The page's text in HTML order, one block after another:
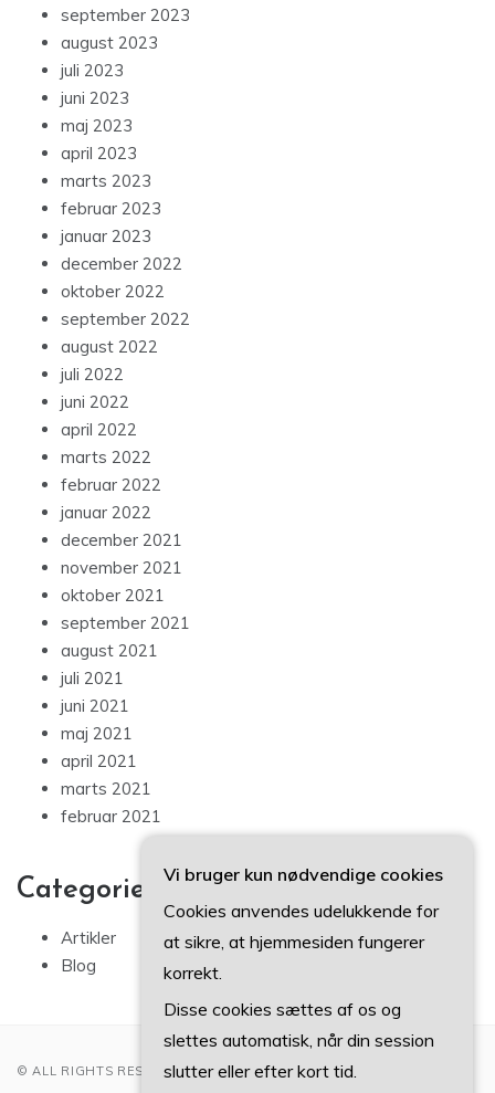
september 2023
august 2023
juli 2023
juni 2023
maj 2023
april 2023
marts 2023
februar 2023
januar 2023
december 2022
oktober 2022
september 2022
august 2022
juli 2022
juni 2022
april 2022
marts 2022
februar 2022
januar 2022
december 2021
november 2021
oktober 2021
september 2021
august 2021
juli 2021
juni 2021
maj 2021
april 2021
marts 2021
februar 2021
Categories
Artikler
Blog
© ALL RIGHTS RESERVED 2022
Vi bruger kun nødvendige cookies
Cookies anvendes udelukkende for
at sikre, at hjemmesiden fungerer
korrekt.
Disse cookies sættes af os og
slettes automatisk, når din session
slutter eller efter kort tid.